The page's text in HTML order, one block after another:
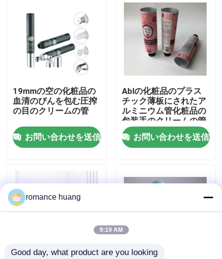
企業情報
会社案内
品質管理
お問い合わせ
化粧品の空気のないびん
化粧品のクリーム色の瓶
19mmの空の化粧品の
血清のびんを包む圧搾
の目のクリームの管
お問い合わせを送信
Ablの化粧品のプラス
チック薄板にされたア
ルミニウム管化粧品の
包装手のクリームの管
お問い合わせを送信
romance huang
9:19 AM
Good day, what product are you looking